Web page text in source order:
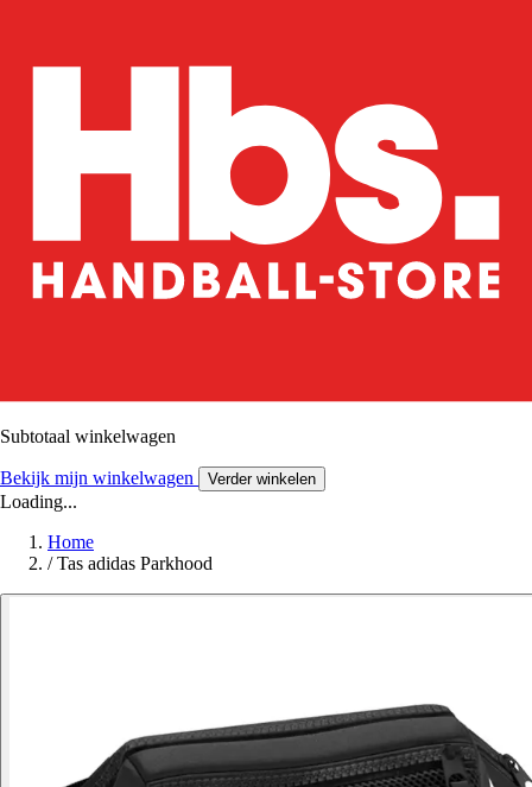
Subtotaal winkelwagen
Bekijk mijn winkelwagen Verder winkelen
Loading...
Home
/ Tas adidas Parkhood